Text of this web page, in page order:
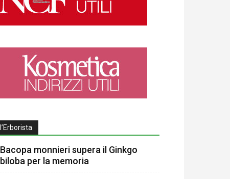
l’Erborista
Bacopa monnieri supera il Ginkgo
biloba per la memoria